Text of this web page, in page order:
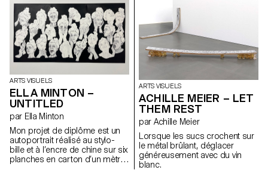
So why is everybody stressing
over this thing? I mean it's just
plastic, it's really just (she
breaks the crown). A piece for
Gretchen Wieners, a partial
Spring Fling Queen. A piece for
Janis Ian and a piece for
Regina George, she fractured
her spine and she still looks like
a rockstar, and some for
everybody else. (discours de
Cady aux promotions dans
MEAN GIRLS)
ARTS VISUELS
ELLA MINTON –
UNTITLED
par Ella Minton
Mon projet de diplôme est un
autoportrait réalisé au stylo-
bille et à l’encre de chine sur six
planches en carton d’un mètre
ARTS VISUELS
ACHILLE MEIER – LET
THEM REST
par Achille Meier
Lorsque les sucs crochent sur
le métal brûlant, déglacer
généreusement avec du vin
blanc.